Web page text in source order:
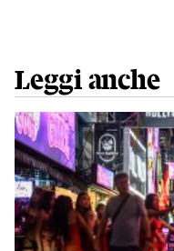
Leggi anche